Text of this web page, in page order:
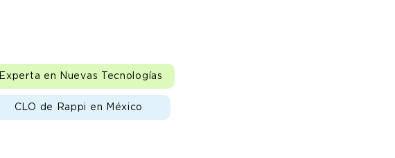
Experta en Nuevas Tecnologías
CLO de Rappi en México